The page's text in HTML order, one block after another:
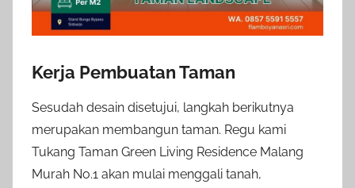
Kerja Pembuatan Taman
Sesudah desain disetujui, langkah berikutnya
merupakan membangun taman. Regu kami
Tukang Taman Green Living Residence Malang
Murah No.1 akan mulai menggali tanah,